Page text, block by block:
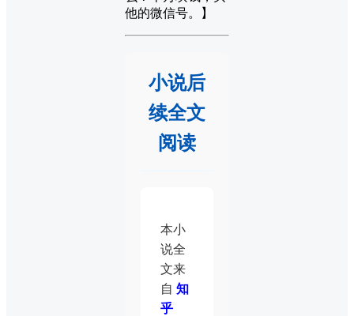
他的微信号。】
小说后
续全文
阅读
本小
说全
文来
自 知
乎